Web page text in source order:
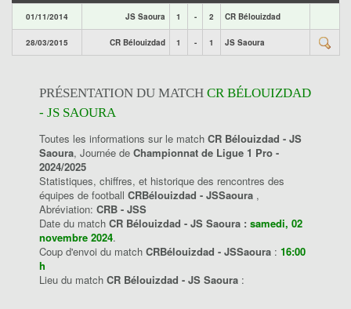
01/11/2014 JS Saoura 1 - 2 CR Bélouizdad
28/03/2015 CR Bélouizdad 1 - 1 JS Saoura
PRÉSENTATION DU MATCH CR BÉLOUIZDAD
- JS SAOURA
Toutes les informations sur le match CR Bélouizdad - JS
Saoura, Journée de Championnat de Ligue 1 Pro -
2024/2025
Statistiques, chiffres, et historique des rencontres des
équipes de football CRBélouizdad - JSSaoura ,
Abréviation: CRB - JSS
Date du match CR Bélouizdad - JS Saoura : samedi, 02
novembre 2024.
Coup d'envoi du match CRBélouizdad - JSSaoura : 16:00
h
Lieu du match CR Bélouizdad - JS Saoura :